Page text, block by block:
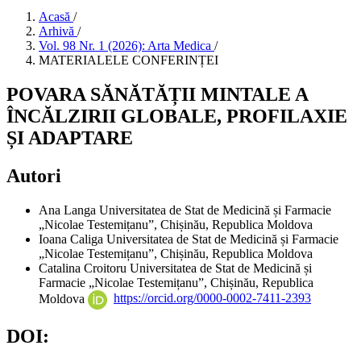
Acasă /
Arhivă /
Vol. 98 Nr. 1 (2026): Arta Medica /
MATERIALELE CONFERINȚEI
POVARA SĂNĂTĂȚII MINTALE A
ÎNCĂLZIRII GLOBALE, PROFILAXIE
ȘI ADAPTARE
Autori
Ana Langa Universitatea de Stat de Medicină și Farmacie
„Nicolae Testemițanu”, Chișinău, Republica Moldova
Ioana Caliga Universitatea de Stat de Medicină și Farmacie
„Nicolae Testemițanu”, Chișinău, Republica Moldova
Catalina Croitoru Universitatea de Stat de Medicină și
Farmacie „Nicolae Testemițanu”, Chișinău, Republica
Moldova
https://orcid.org/0000-0002-7411-2393
DOI: